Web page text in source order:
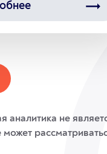
аналитика не